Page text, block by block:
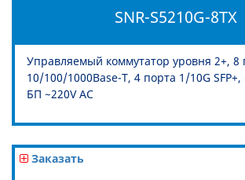
SNR-S5210G-8TX
Управляемый коммутатор уровня 2+, 8
10/100/1000Base-T, 4 порта 1/10G
БП ~220V AC
Заказать